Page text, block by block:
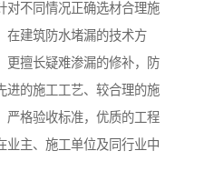
对不同情况正确选材合理施
在建筑防水堵漏的技术方
更擅长疑难渗漏的修补，防
进的施工工艺、较合理的施
严格验收标准，优质的工程
业主、施工单位及同行业中